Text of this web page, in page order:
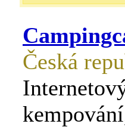
Česká